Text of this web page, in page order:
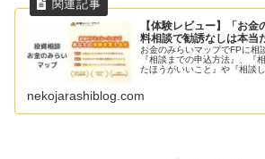
【体験レビュー】「お
料相談で勧誘なしは本当
お金のみらいマップでFPに相
『相談までの申込方法』、『
たほうがいいこと』や『相談
nekojarashiblog.com